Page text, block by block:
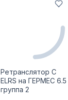
Ретранслятор С
ELRS на ГЕРМЕС 6.5
группа 2